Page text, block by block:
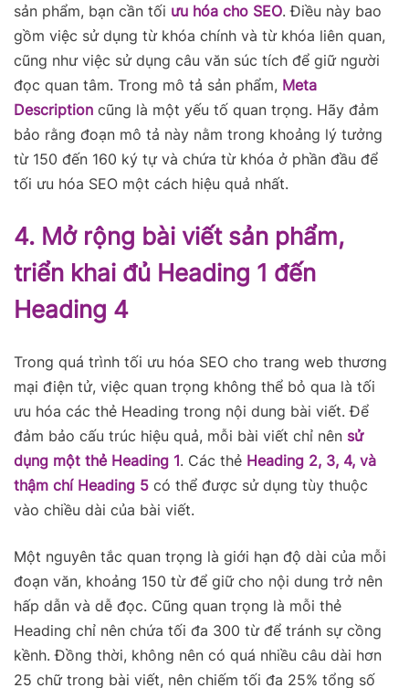
sản phẩm, bạn cần tối ưu hóa cho SEO. Điều này bao
gồm việc sử dụng từ khóa chính và từ khóa liên quan,
cũng như việc sử dụng câu văn súc tích để giữ người
đọc quan tâm. Trong mô tả sản phẩm, Meta
Description cũng là một yếu tố quan trọng. Hãy đảm
bảo rằng đoạn mô tả này nằm trong khoảng lý tưởng
từ 150 đến 160 ký tự và chứa từ khóa ở phần đầu để
tối ưu hóa SEO một cách hiệu quả nhất.
4. Mở rộng bài viết sản phẩm,
triển khai đủ Heading 1 đến
Heading 4
Trong quá trình tối ưu hóa SEO cho trang web thương
mại điện tử, việc quan trọng không thể bỏ qua là tối
ưu hóa các thẻ Heading trong nội dung bài viết. Để
đảm bảo cấu trúc hiệu quả, mỗi bài viết chỉ nên sử
dụng một thẻ Heading 1. Các thẻ Heading 2, 3, 4, và
thậm chí Heading 5 có thể được sử dụng tùy thuộc
vào chiều dài của bài viết.
Một nguyên tắc quan trọng là giới hạn độ dài của mỗi
đoạn văn, khoảng 150 từ để giữ cho nội dung trở nên
hấp dẫn và dễ đọc. Cũng quan trọng là mỗi thẻ
Heading chỉ nên chứa tối đa 300 từ để tránh sự cồng
kềnh. Đồng thời, không nên có quá nhiều câu dài hơn
25 chữ trong bài viết, nên chiếm tối đa 25% tổng số